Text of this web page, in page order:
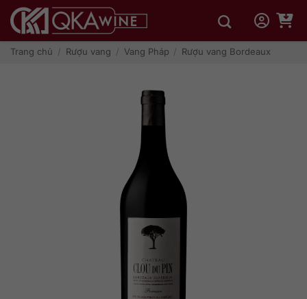
qua
dungTrang chủ / Rượu vang / Vang Pháp / Rượu vang Bordeaux